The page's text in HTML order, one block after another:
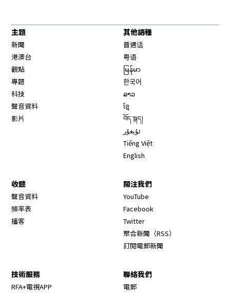
主題
新聞
港澳台
觀點
專題
科技
聲音資料
影片
其他語種
普通话
粤语
မြန်မာ
한국어
ລາວ
ខ្មែ
བོད་སྐད།
ئۇيغۇر
Tiếng Việt
English
收聽
聲音資料
頻率表
播客
關注我們
YouTube
Facebook
Twitter
聚合新聞（RSS）
訂閱電郵新聞
技術服務
RFA+電視APP
聯絡我們
電郵